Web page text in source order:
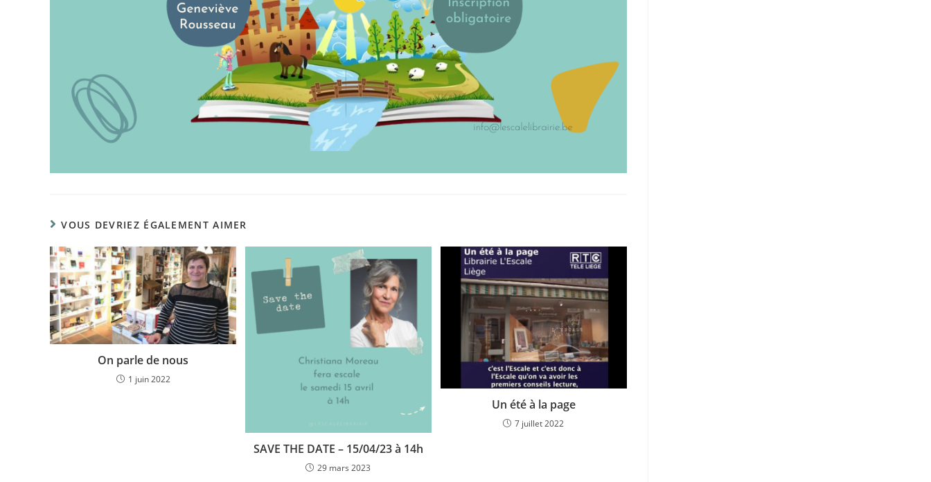
VOUS DEVRIEZ ÉGALEMENT AIMER
On parle de nous
1 juin 2022
SAVE THE DATE – 15/04/23 à 14h
29 mars 2023
Un été à la page
7 juillet 2022